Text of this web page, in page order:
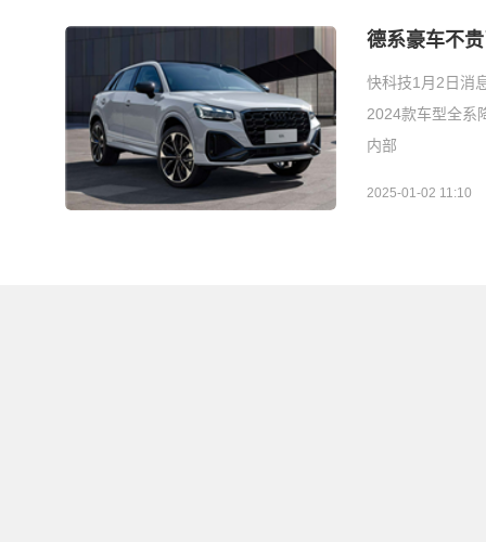
德系豪车不
快科技1月2日消
2024款车型全系
内部
2025-01-02 11:10